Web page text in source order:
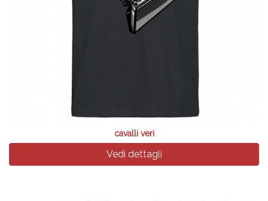
cavalli veri
Vedi dettagli